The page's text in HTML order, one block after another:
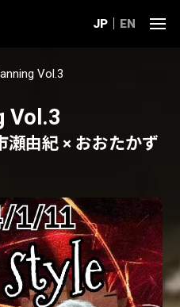
JP EN
Vol.3
Vol.3
瀬由紀 × おおたかず